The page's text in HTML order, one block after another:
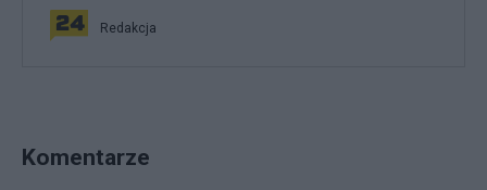
Redakcja
Komentarze